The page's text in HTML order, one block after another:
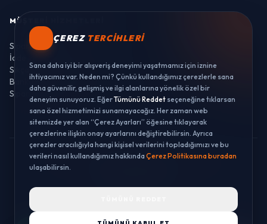
MÜŞTERI HIZMETLERI
Sipariş Takibi
İade ve Değişim
Sıkça Sorulan Sorular
Banka Hesaplarımız
Sipariş Takibi
© 2026 LUSTWAY. TÜM HAKLARI SAKLIDIR.
ÇEREZ TERCIHLERI
Sana daha iyi bir alışveriş deneyimi yaşatmamız için iznine
ihtiyacımız var. Neden mi? Çünkü kullandığımız çerezlerle sana
daha güvenilir, gelişmiş ve ilgi alanlarına yönelik özel bir
deneyim sunuyoruz. EğerTümünü Reddet seçeneğine tıklarsan
sana özel hizmetimizi sunamayacağız. Her zaman web
sitemizde yer alan “Çerez Ayarları” öğesine tıklayarak
çerezlerine ilişkin onay ayarlarını değiştirebilirsin. Ayrıca
çerezler aracılığıyla hangi kişisel verilerini topladığımızı ve bu
verileri nasıl kullandığımız hakkındaÇerez Politikasına buradan
ulaşabilirsin.